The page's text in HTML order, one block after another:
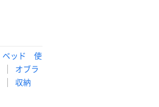
ベッド 使
オブラ
収納